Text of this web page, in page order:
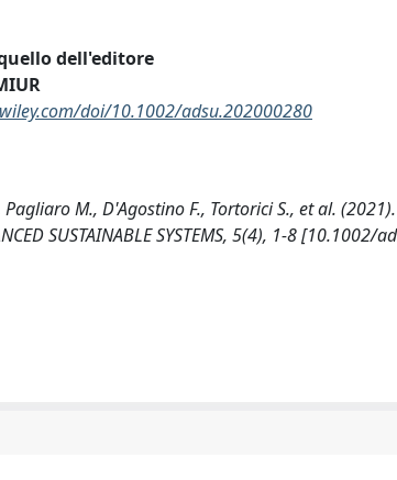
dell'editore
doi/10.1002/adsu.202000280
Pagliaro M., D'Agostino F., Tortorici S., et al.
SUSTAINABLE SYSTEMS, 5(4), 1-8 [10.1002/